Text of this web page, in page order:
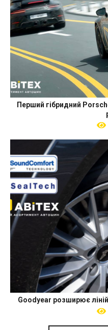
Перший гібридний
Goodyear розширює